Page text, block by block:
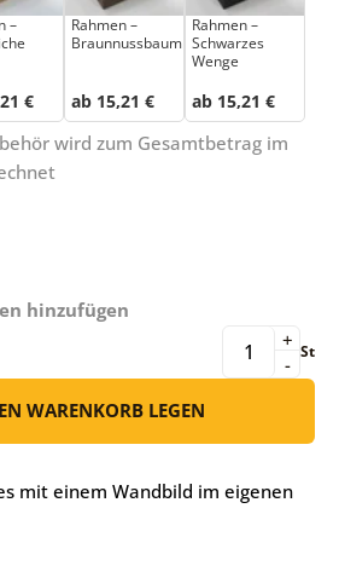
–
€
Rahmen –
Braunnussbaum
ab 15,21 €
Rahmen –
Schwarzes
Wenge
ab 15,21 €
wird zum Gesamtbetrag im
hinzufügen
-
+ St
WARENKORB LEGEN
mit einem Wandbild im eigenen